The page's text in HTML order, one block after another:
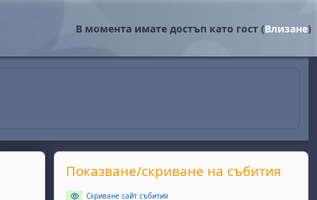
В момента имате достъп като гост (Влизане)
Supplementary blocks
Прескочи Показване/скриване на събития
Показване/скриване на събития
Скриване сайт събития